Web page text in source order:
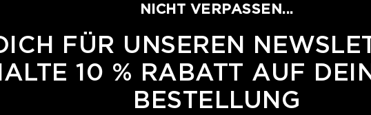
NICHT VERPASSEN...
FÜR UNSEREN
10 % RABATT AUF
BESTELLUNG